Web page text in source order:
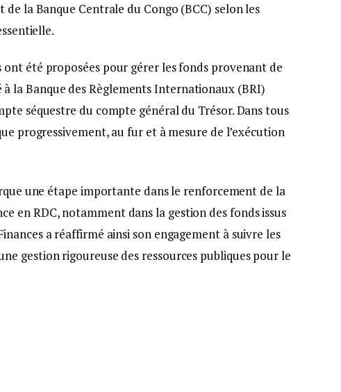
la Banque Centrale du Congo (BCC) selon les
été proposées pour gérer les fonds provenant de
la Banque des Règlements Internationaux (BRI)
séquestre du compte général du Trésor. Dans tous
progressivement, au fur et à mesure de l’exécution
une étape importante dans le renforcement de la
en RDC, notamment dans la gestion des fonds issus
a réaffirmé ainsi son engagement à suivre les
gestion rigoureuse des ressources publiques pour le